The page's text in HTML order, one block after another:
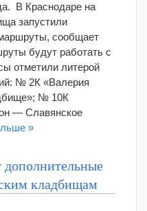
В Краснодаре на
запустили
сообщает
будут работать с
отметили литерой
№ 2К «Валерия
№ 10К
— Славянское
»
дополнительные
кладбищам